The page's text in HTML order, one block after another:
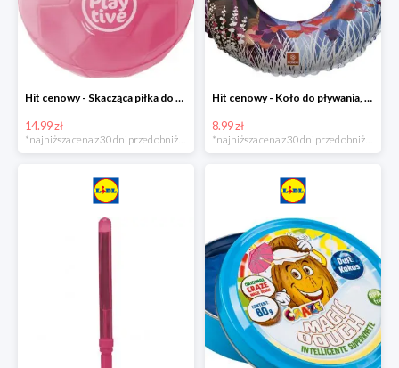
Hit cenowy - Skacząca piłka do wody lub superskacząca piłka
14.99 zł
*najniższa cena z 30 dni przed obniżką
Hit cenowy - Koło do pływania, rękawki lub piłka
8.99 zł
*najniższa cena z 30 dni przed obniżką